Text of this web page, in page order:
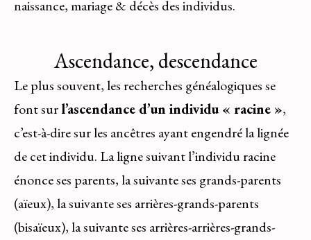
naissance, mariage & décès des individus.
Ascendance, descendance
Le plus souvent, les recherches généalogiques se
font surl’ascendance d’un individu « racine »,
c’est-à-dire sur les ancêtres ayant engendré la lignée
de cet individu. La ligne suivant l’individu racine
énonce ses parents, la suivante ses grands-parents
(aïeux), la suivante ses arrières-grands-parents
(bisaïeux), la suivante ses arrières-arrières-grands-